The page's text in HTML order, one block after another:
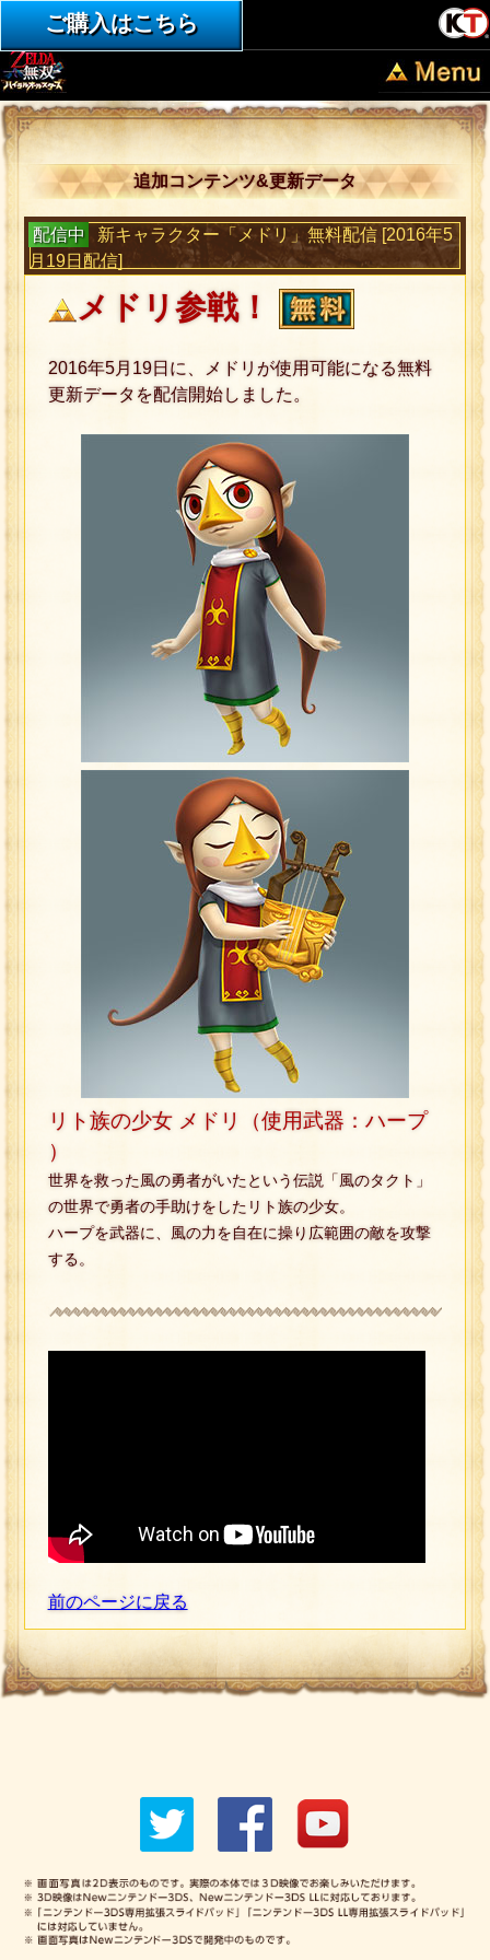
ご購入はこちら
追加コンテンツ&更新データ
配信中
新キャラクター「メドリ」無料配信 [2016年5
月19日配信]
メドリ参戦！
2016年5月19日に、メドリが使用可能になる無料
更新データを配信開始しました。
リト族の少女 メドリ（使用武器：ハープ
）
世界を救った風の勇者がいたという伝説「風のタクト」
の世界で勇者の手助けをしたリト族の少女。
ハープを武器に、風の力を自在に操り広範囲の敵を攻撃
する。
前のページに戻る